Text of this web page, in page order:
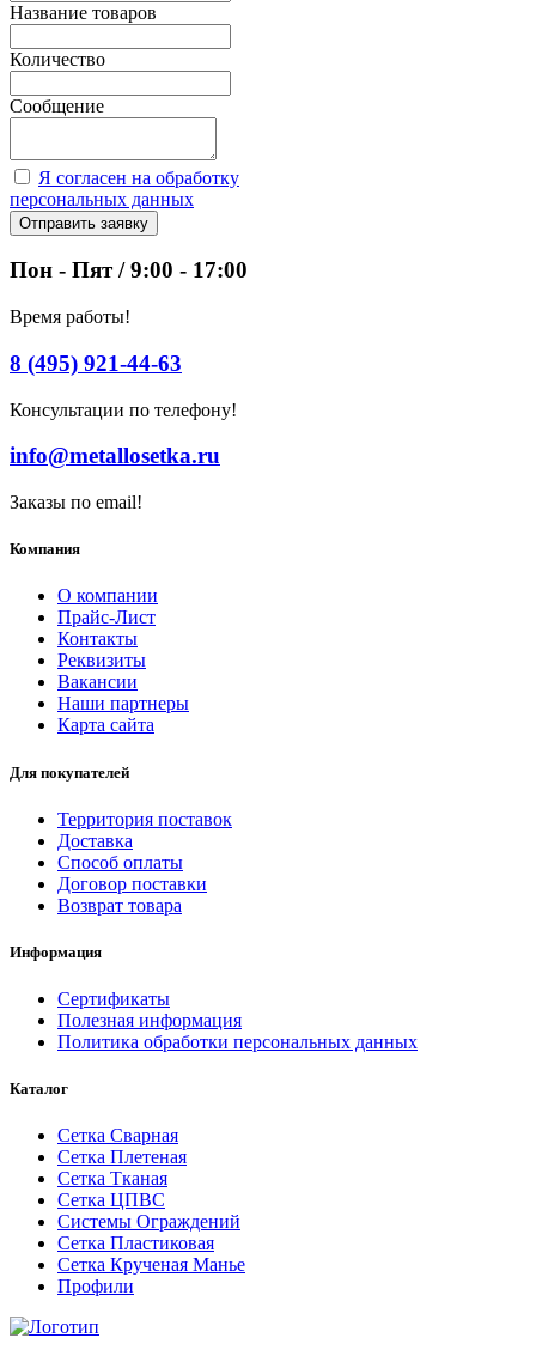
Название товаров
Количество
Сообщение
Я согласен на обработку
персональных данных
Отправить заявку
Пон - Пят / 9:00 - 17:00
Время работы!
8 (495) 921-44-63
Консультации по телефону!
info@metallosetka.ru
Заказы по email!
Компания
О компании
Прайс-Лист
Контакты
Реквизиты
Вакансии
Наши партнеры
Карта сайта
Для покупателей
Территория поставок
Доставка
Способ оплаты
Договор поставки
Возврат товара
Информация
Сертификаты
Полезная информация
Политика обработки персональных данных
Каталог
Сетка Сварная
Сетка Плетеная
Сетка Тканая
Сетка ЦПВС
Системы Ограждений
Сетка Пластиковая
Сетка Крученая Манье
Профили